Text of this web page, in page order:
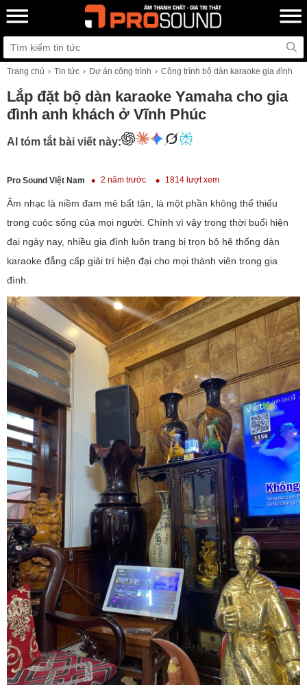
Trang chủ Tin tức Dự án công trình Công trình bộ dàn karaoke gia đình
Lắp đặt bộ dàn karaoke Yamaha cho gia
đình anh khách ở Vĩnh Phúc
AI tóm tắt bài viết này:
Pro Sound Việt Nam 2 năm trước 1814 lượt xem
Âm nhạc là niềm đam mê bất tận, là một phần không thể thiếu
trong cuộc sống của mọi người. Chính vì vậy trong thời buổi hiện
đại ngày nay, nhiều gia đình luôn trang bị trọn bộ hệ thống dàn
karaoke đẳng cấp giải trí hiện đại cho mọi thành viên trong gia
đình.